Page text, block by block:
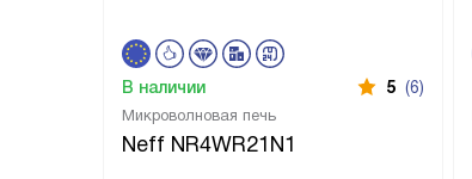
Микроволновая печь
Neff NR4WR21N1
В наличии 5 (6)